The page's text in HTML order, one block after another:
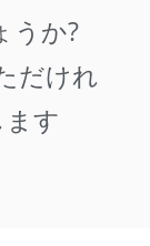
うか?
だけれ
す